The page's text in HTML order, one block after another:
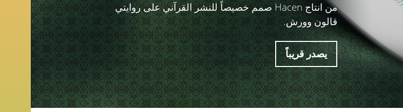
من انتاج Hacen صمم خصيصاً للنشر القرآني على روايتي
قالون وورش.
يصدر قريباً